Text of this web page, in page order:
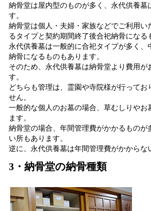
納骨堂は屋内型のものが多く、永代供養墓
す。
納骨堂は個人・夫婦・家族などでご利用い
るタイプと契約期間終了後合祀納骨になる
永代供養墓は一般的に合祀タイプが多く
納骨になるものもあります。
そのため、永代供養墓は納骨堂より費用が
す。
どちらも管理は、霊園や寺院様が行って
せん。
一般的な個人のお墓の場合、草むしりやお
ます。
納骨堂の場合、年間管理費がかかるものが
い所もあります。
逆に、永代供養墓は年間管理費がかからな
3・納骨堂の納骨種類